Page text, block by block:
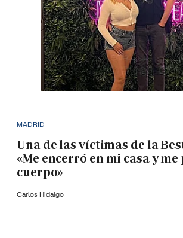
MADRID
Una de las víctimas de la
«Me encerró en mi casa y
cuerpo»
Carlos Hidalgo